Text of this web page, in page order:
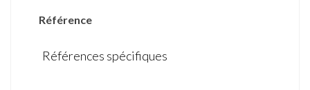
Référence
Références spécifiques